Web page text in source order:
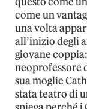
come un
una volta
all’inizio degli
giovane
neoprofessore
sua moglie
stata teatro di